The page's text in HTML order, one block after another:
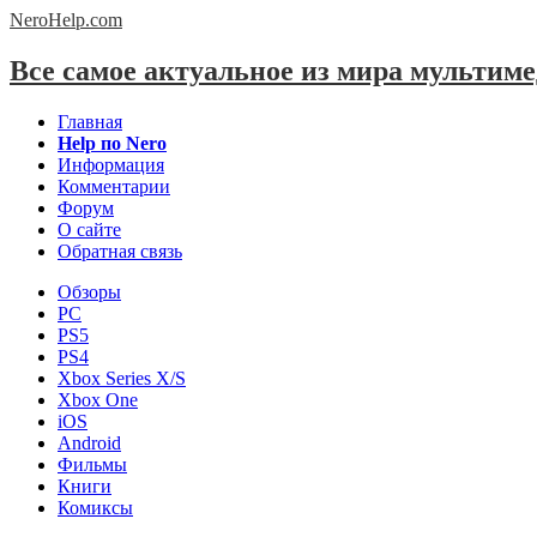
NeroHelp.com
Все самое актуальное из мира
Главная
Help по Nero
Информация
Комментарии
Форум
О сайте
Обратная связь
Обзоры
PC
PS5
PS4
Xbox Series X/S
Xbox One
iOS
Android
Фильмы
Книги
Комиксы